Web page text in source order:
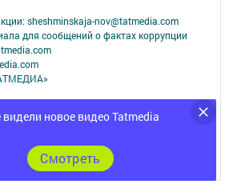
новое видео Tatmedia
Cмотреть
sheshminskaja-nov@tatmedia.com
для сообщений о фактах коррупции
«cookie»для персонализации сервисов и
отменить в настройках браузера.